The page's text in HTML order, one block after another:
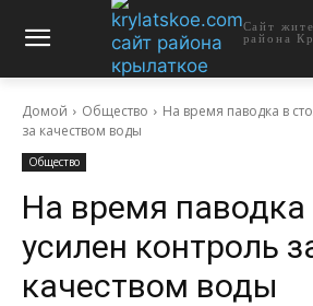
Сайт
района
Домой Общество
На время паводка в
за качеством воды
Общество
На время паводка
усилен контроль
качеством воды